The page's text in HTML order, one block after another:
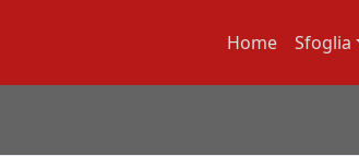
Home Sfoglia